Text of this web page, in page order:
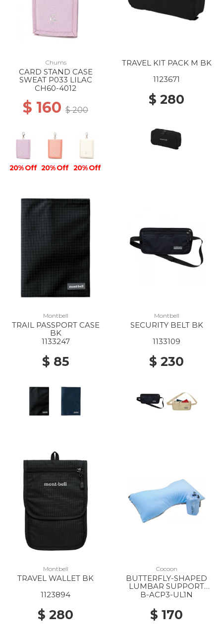
Chums
CARD STAND CASE
SWEAT P033 LILAC
CH60-4012
$ 160 $ 200
20% Off 20% Off 20% Off
TRAVEL KIT PACK M BK
1123671
$ 280
Montbell
TRAIL PASSPORT CASE
BK
1133247
$ 85
Montbell
SECURITY BELT BK
1133109
$ 230
Montbell
TRAVEL WALLET BK
1123894
$ 280
Cocoon
BUTTERFLY-SHAPED
LUMBAR SUPPORT
MICROFIBER NEW
B-ACP3-UL1N
$ 170